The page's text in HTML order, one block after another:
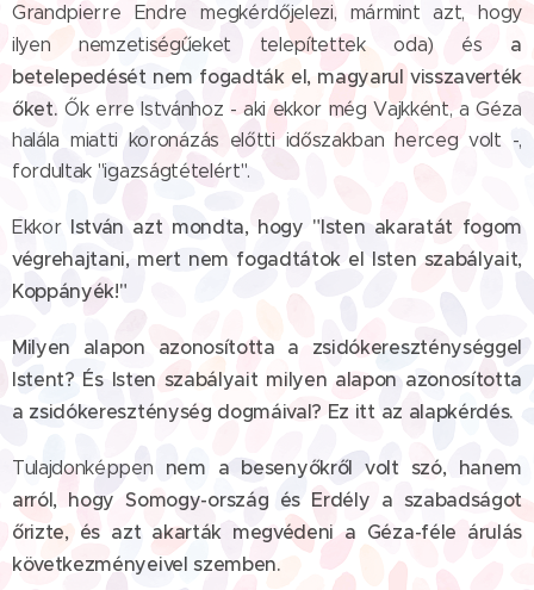
Grandpierre Endre megkérdőjelezi, mármint azt, hogy
ilyen nemzetiségűeket telepítettek oda) és a
betelepedését nem fogadták el, magyarul visszaverték
őket. Ők erre Istvánhoz - aki ekkor még Vajkként, a Géza
halála miatti koronázás előtti időszakban herceg volt -,
fordultak "igazságtételért".
Ekkor István azt mondta, hogy "Isten akaratát fogom
végrehajtani, mert nem fogadtátok el Isten szabályait,
Koppányék!"
Milyen alapon azonosította a zsidókereszténységgel
Istent? És Isten szabályait milyen alapon azonosította
a zsidókereszténység dogmáival? Ez itt az alapkérdés.
Tulajdonképpen nem a besenyőkről volt szó, hanem
arról, hogy Somogy-ország és Erdély a szabadságot
őrizte, és azt akarták megvédeni a Géza-féle árulás
következményeivel szemben.